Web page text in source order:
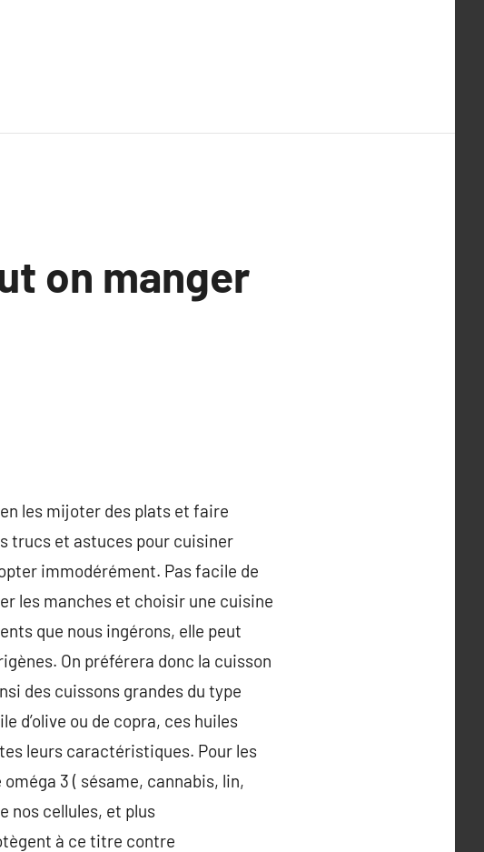
on manger
les mijoter des plats et faire
trucs et astuces pour cuisiner
immodérément. Pas facile de
les manches et choisir une cuisine
que nous ingérons, elle peut
On préférera donc la cuisson
des cuissons grandes du type
d’olive ou de copra, ces huiles
leurs caractéristiques. Pour les
3 ( sésame, cannabis, lin,
nos cellules, et plus
à ce titre contre